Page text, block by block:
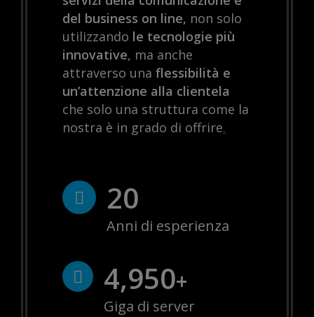
del business on line, non solo
utilizzando le tecnologie più
innovative, ma anche
attraverso una flessibilità e
un’attenzione alla clientela
che solo una struttura come la
nostra è in grado di offrire.
20
Anni di esperienza
4,988+
Giga di server